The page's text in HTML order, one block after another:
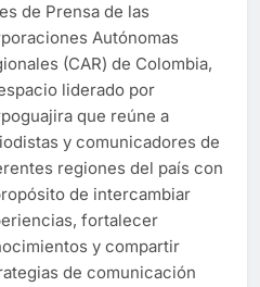
de Prensa de las
Autónomas
(CAR) de Colombia,
liderado por
que reúne a
y comunicadores de
regiones del país con
de intercambiar
fortalecer
y compartir
de comunicación